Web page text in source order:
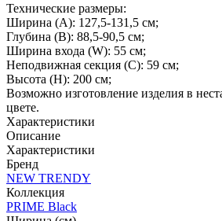
Технические размеры:
Ширина (A): 127,5-131,5 см;
Глубина (B): 88,5-90,5 см;
Ширина входа (W): 55 см;
Неподвижная секция (С): 59 см;
Высота (H): 200 см;
Возможно изготовление изделия в
цвете.
Характеристики
Описание
Характеристики
Бренд
NEW TRENDY
Коллекция
PRIME Black